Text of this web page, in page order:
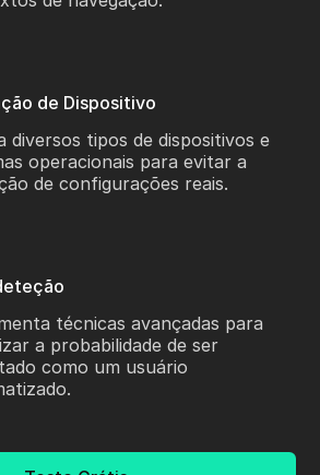
de Dispositivo
diversos tipos de dispositivos e
operacionais para evitar a
de configurações reais.
técnicas avançadas para
a probabilidade de ser
como um usuário